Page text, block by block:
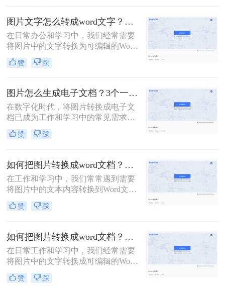
效。幸运的是，随着技术的发展，现
在有多种方法可以将图片转换成Word
文档，让这一过程变得简单快捷。本
文将为您详细介绍图片怎么转换成
word文档，包括使用OCR技术、在线
转换工具、桌面软件以及手机应用等
图片文字怎么转成word文字？教你两个方法免费转换！
在日常办公和学习中，我们经常需要
将图片中的文字转换为可编辑的Word
文档。这一需求在资料整理、笔记制
作以及信息提取等场景中尤为常见。
本文将介绍几种将图片转文字并弄成
Word文档的方法，帮助您轻松实现这
一操作。
赞 踩
图片怎么生成电子文档？3个一看就会的方法！
在数字化时代，将图片转换成电子文
档已成为工作和学习中的常见需求。
无论是为了整理笔记、保存资料还是
共享文档，将图片转换为电子版都是
生成电子文档呢？本文将为你介绍三
种简单实用的方法，让你轻松将图片
转换成电子文档，提高工作效率。
赞 踩
如何把图片转换成word文档？来试试这三种方法吧！
在工作和学习中，我们常常遇到需要
将图片中的文本内容转换到Word文档
中的情况，例如从扫描件提取文字、
整理笔记或是重新编辑印刷材料。那
文将向您介绍几种有效的方法，帮助
您轻松实现这一目标。
赞 踩
如何把图片转换成word文档？这三个方法可以学习一下！
在日常工作和学习中，我们经常需要
将图片中的文字转换成可编辑的Word
文档格式，以便进行进一步的编辑和
整理。那么如何把图片转换成word文
赞 踩